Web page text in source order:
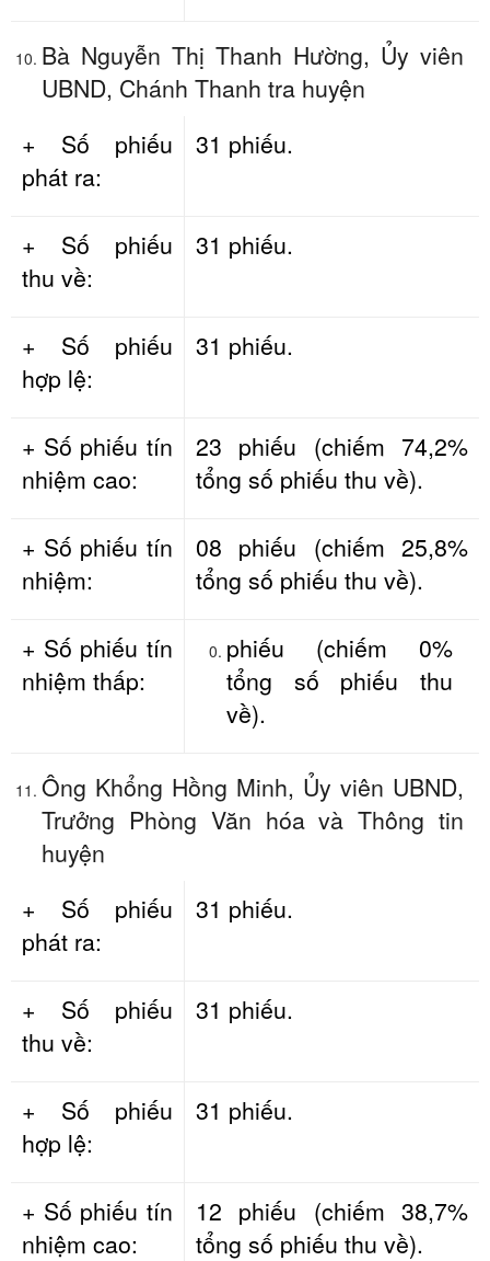
Bà Nguyễn Thị Thanh Hường, Ủy viên
UBND, Chánh Thanh tra huyện
+ Số phiếu
phát ra:
31 phiếu.
+ Số phiếu
thu về:
31 phiếu.
+ Số phiếu
hợp lệ:
31 phiếu.
+ Số phiếu tín
nhiệm cao:
23 phiếu (chiếm 74,2%
tổng số phiếu thu về).
+ Số phiếu tín
nhiệm:
08 phiếu (chiếm 25,8%
tổng số phiếu thu về).
+ Số phiếu tín
nhiệm thấp:
phiếu (chiếm 0%
tổng số phiếu thu
về).
Ông Khổng Hồng Minh, Ủy viên UBND,
Trưởng Phòng Văn hóa và Thông tin
huyện
+ Số phiếu
phát ra:
31 phiếu.
+ Số phiếu
thu về:
31 phiếu.
+ Số phiếu
hợp lệ:
31 phiếu.
+ Số phiếu tín
nhiệm cao:
12 phiếu (chiếm 38,7%
tổng số phiếu thu về).